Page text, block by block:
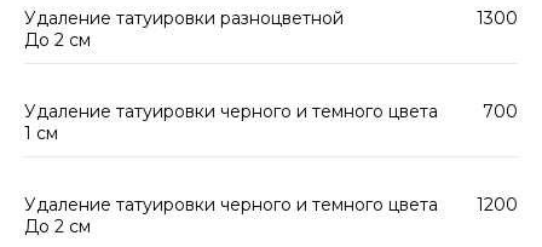
Удаление татуировки разноцветной
До 2 см
1300
Удаление татуировки черного и темного цвета
1 см
700
Удаление татуировки черного и темного цвета
До 2 см
1200